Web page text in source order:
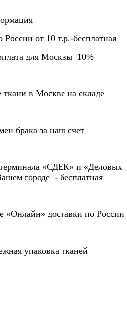
от 10 т.р.-бесплатная
для Москвы 10%
в Москве на складе
брака за наш счет
«СДЕК» и «Деловых
городе - бесплатная
доставки по России
упаковка тканей